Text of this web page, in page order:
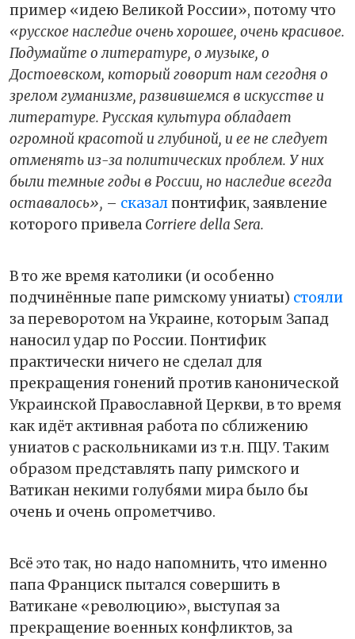
пример «идею Великой России», потому что
«русское наследие очень хорошее, очень красивое.
Подумайте о литературе, о музыке, о
Достоевском, который говорит нам сегодня о
зрелом гуманизме, развившемся в искусстве и
литературе. Русская культура обладает
огромной красотой и глубиной, и ее не следует
отменять из-за политических проблем. У них
были темные годы в России, но наследие всегда
оставалось», – сказалпонтифик, заявление
которого привела Corriere della Sera.
В то же время католики (и особенно
подчинённые папе римскому униаты) стояли
за переворотом на Украине, которым Запад
наносил удар по России. Понтифик
практически ничего не сделал для
прекращения гонений против канонической
Украинской Православной Церкви, в то время
как идёт активная работа по сближению
униатов с раскольниками из т.н. ПЦУ. Таким
образом представлять папу римского и
Ватикан некими голубями мира было бы
очень и очень опрометчиво.
Всё это так, но надо напомнить, что именно
папа Франциск пытался совершить в
Ватикане «революцию», выступая за
прекращение военных конфликтов, за